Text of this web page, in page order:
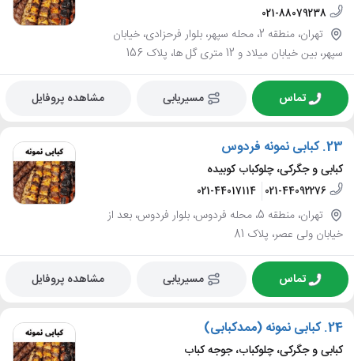
021-88079238
تهران، منطقه 2، محله سپهر، بلوار فرحزادی، خیابان
سپهر، بین خیابان میلاد و 12 متری گل ها، پلاک 156
تماس مسیریابی مشاهده پروفایل
23. کبابی نمونه فردوس
کبابی و جگرکی، چلوکباب کوبیده
021-44092276
021-44017114
تهران، منطقه 5، محله فردوس، بلوار فردوس، بعد از
خیابان ولی عصر، پلاک 81
تماس مسیریابی مشاهده پروفایل
24. کبابی نمونه (ممدکبابی)
کبابی و جگرکی، چلوکباب، جوجه کباب